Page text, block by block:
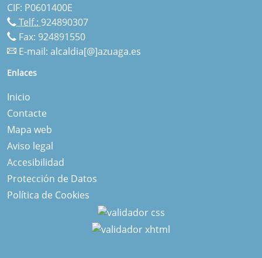
CIF: P0601400E
Telf.: 924890307
Fax: 924891550
E-mail: alcaldia[@]azuaga.es
Enlaces
Inicio
Contacte
Mapa web
Aviso legal
Accesibilidad
Protección de Datos
Política de Cookies